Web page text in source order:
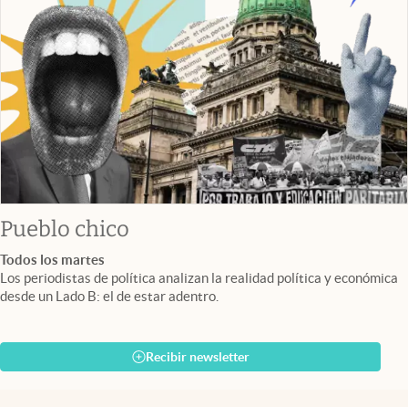
Pueblo chico
Todos los martes
Los periodistas de política analizan la realidad política y económica
desde un Lado B: el de estar adentro.
Recibir newsletter